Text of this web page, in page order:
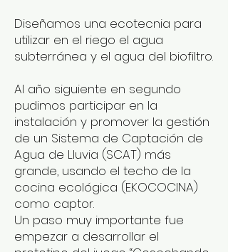
Diseñamos una ecotecnia para
utilizar en el riego el agua
subterránea y el agua del biofiltro.
Al año siguiente en segundo
pudimos participar en la
instalación y promover la gestión
de un Sistema de Captación de
Agua de Lluvia (SCAT) más
grande, usando el techo de la
cocina ecológica (EKOCOCINA)
como captor.
Un paso muy importante fue
empezar a desarrollar el